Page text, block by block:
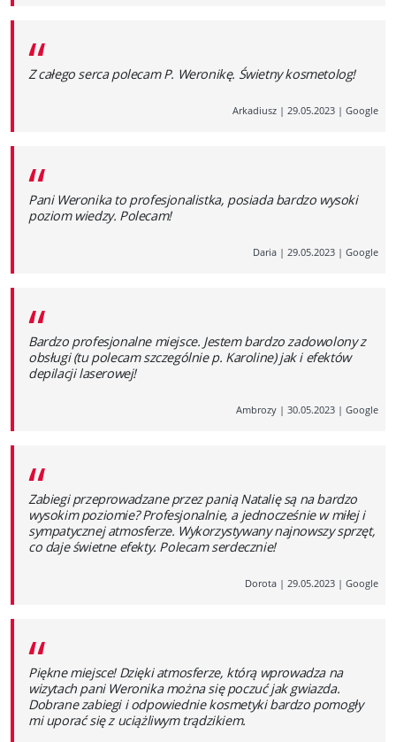
“
Z całego serca polecam P. Weronikę. Świetny kosmetolog!
Arkadiusz | 29.05.2023 | Google
“
Pani Weronika to profesjonalistka, posiada bardzo wysoki
poziom wiedzy. Polecam!
Daria | 29.05.2023 | Google
“
Bardzo profesjonalne miejsce. Jestem bardzo zadowolony z
obsługi (tu polecam szczególnie p. Karoline) jak i efektów
depilacji laserowej!
Ambrozy | 30.05.2023 | Google
“
Zabiegi przeprowadzane przez panią Natalię są na bardzo
wysokim poziomie? Profesjonalnie, a jednocześnie w miłej i
sympatycznej atmosferze. Wykorzystywany najnowszy sprzęt,
co daje świetne efekty. Polecam serdecznie!
Dorota | 29.05.2023 | Google
“
Piękne miejsce! Dzięki atmosferze, którą wprowadza na
wizytach pani Weronika można się poczuć jak gwiazda.
Dobrane zabiegi i odpowiednie kosmetyki bardzo pomogły
mi uporać się z uciążliwym trądzikiem.